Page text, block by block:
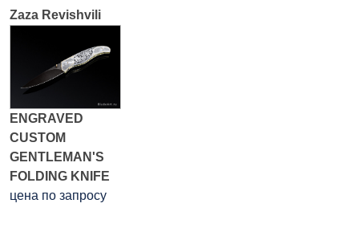
Zaza Revishvili
ENGRAVED
CUSTOM
GENTLEMAN'S
FOLDING KNIFE
цена по запросу